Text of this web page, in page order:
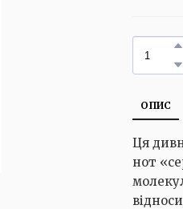
ОПИС
Ця
нот